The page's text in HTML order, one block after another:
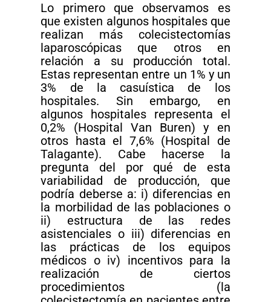
Lo primero que observamos es
que existen algunos hospitales que
realizan más colecistectomías
laparoscópicas que otros en
relación a su producción total.
Estas representan entre un 1% y un
3% de la casuística de los
hospitales. Sin embargo, en
algunos hospitales representa el
0,2% (Hospital Van Buren) y en
otros hasta el 7,6% (Hospital de
Talagante). Cabe hacerse la
pregunta del por qué de esta
variabilidad de producción, que
podría deberse a: i) diferencias en
la morbilidad de las poblaciones o
ii) estructura de las redes
asistenciales o iii) diferencias en
las prácticas de los equipos
médicos o iv) incentivos para la
realización de ciertos
procedimientos (la